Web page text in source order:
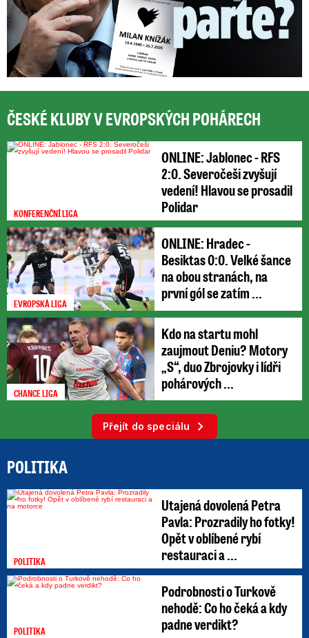
ČESKÉ KLUBY V EVROPSKÝCH POHÁRECH
KONFERENČNÍ LIGA
ONLINE: Jablonec - RFS
2:0. Severočeši zvyšují
vedení! Hlavou se prosadil
Polidar
EVROPSKÁ LIGA
ONLINE: Hradec -
Besiktas 0:0. Velké šance
na obou stranách, na
první gól se zatím ...
CHANCE LIGA
Kdo na startu mohl
zaujmout Deniu? Motory
„S“, duo Zbrojovky i lídři
pohárových ...
Přejít do speciálu
POLITIKA
POLITIKA
Utajená dovolená Petra
Pavla: Prozradily ho fotky!
Opět v oblíbené rybí
restauraci a ...
POLITIKA
Podrobnosti o Turkově
nehodě: Co ho čeká a kdy
padne verdikt?